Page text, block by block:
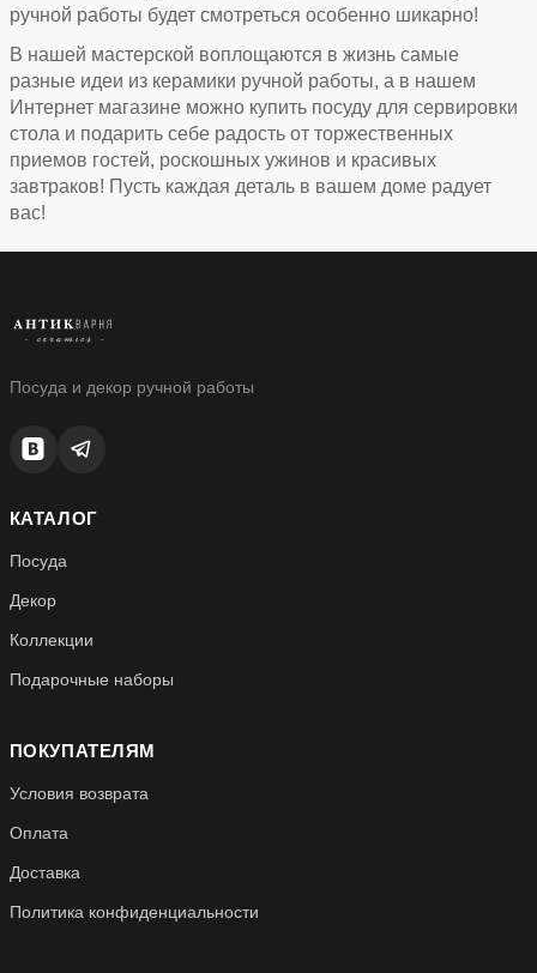
ручной работы будет смотреться особенно шикарно!
В нашей мастерской воплощаются в жизнь самые
разные идеи из керамики ручной работы, а в нашем
Интернет магазине можно купить посуду для сервировки
стола и подарить себе радость от торжественных
приемов гостей, роскошных ужинов и красивых
завтраков! Пусть каждая деталь в вашем доме радует
вас!
Посуда и декор ручной работы
КАТАЛОГ
Посуда
Декор
Коллекции
Подарочные наборы
ПОКУПАТЕЛЯМ
Условия возврата
Оплата
Доставка
Политика конфиденциальности